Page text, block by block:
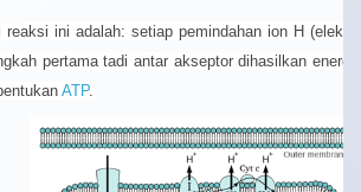
reaksi ini adalah: setiap pemindahan ion H
pertama tadi antar akseptor dihasilkan energi
ATP.